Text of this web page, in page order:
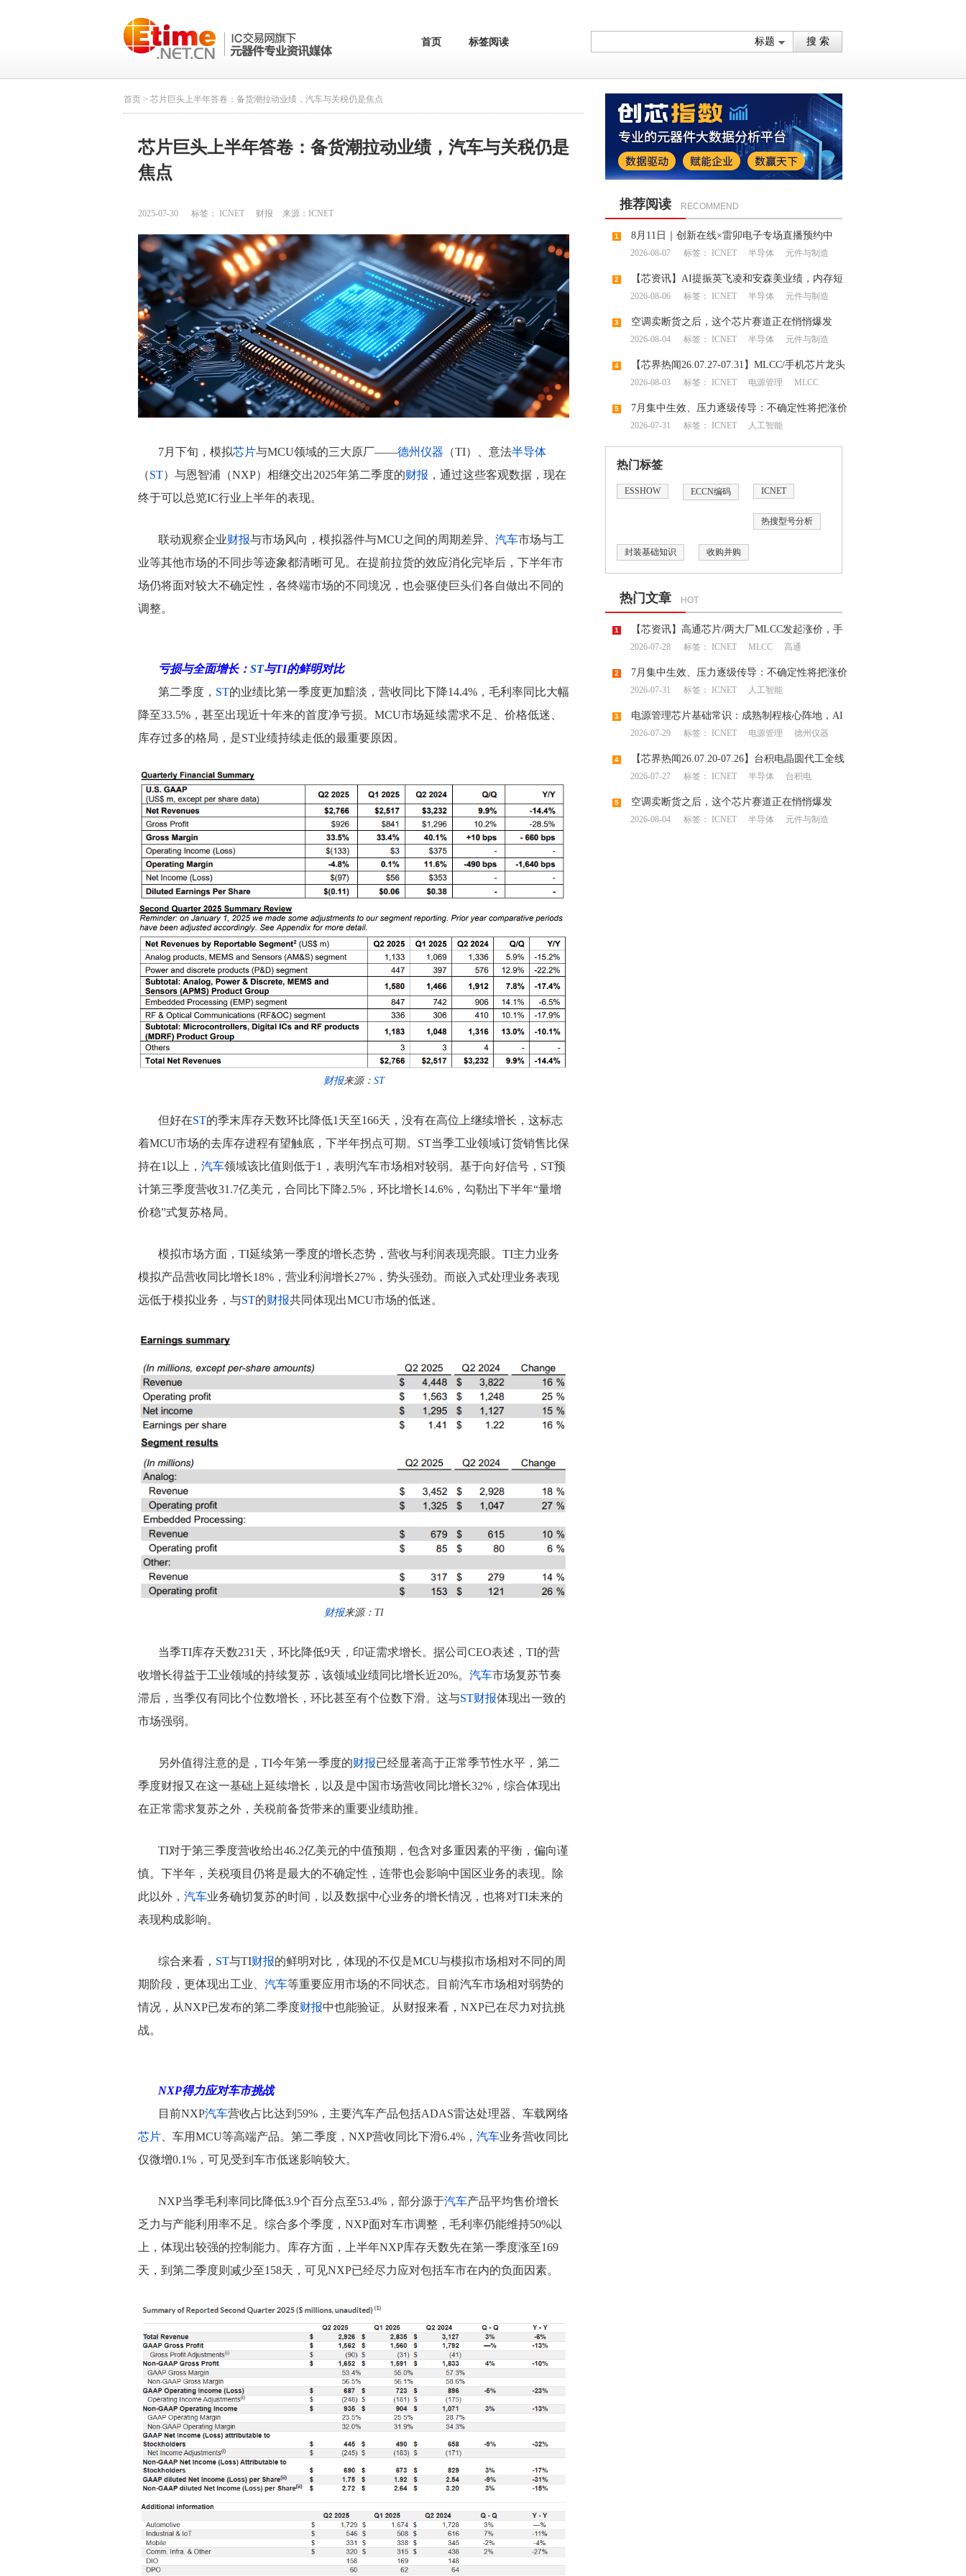
首页 标签阅读
首页 > 芯片巨头上半年答卷：备货潮拉动业绩，汽车与关税仍是焦点
芯片巨头上半年答卷：备货潮拉动业绩，汽车与关税仍是
焦点
2025-07-30 标签： ICNET 财报 来源： ICNET
7月下旬，模拟芯片与MCU领域的三大原厂——德州仪器 （TI）、意法半导体
（ST）与恩智浦（NXP）相继交出2025年第二季度的财报 ，通过这些客观数据，现在
终于可以总览IC行业上半年的表现。
联动观察企业财报与市场风向，模拟器件与MCU之间的周期差异、 汽车市场与工
业等其他市场的不同步等迹象都清晰可见。在提前拉货的效应消化完毕后，下半年市
场仍将面对较大不确定性，各终端市场的不同境况，也会驱使巨头们各自做出不同的
调整。
亏损与全面增长： ST与TI的鲜明对比
第二季度， ST的业绩比第一季度更加黯淡，营收同比下降14.4%，毛利率同比大幅
降至33.5%，甚至出现近十年来的首度净亏损。MCU市场延续需求不足、价格低迷、
库存过多的格局，是ST业绩持续走低的最重要原因。
财报来源： ST
但好在ST的季末库存天数环比降低1天至166天，没有在高位上继续增长，这标志
着MCU市场的去库存进程有望触底，下半年拐点可期。ST当季工业领域订货销售比保
持在1以上， 汽车领域该比值则低于1，表明汽车市场相对较弱。基于向好信号，ST预
计第三季度营收31.7亿美元，合同比下降2.5%，环比增长14.6%，勾勒出下半年“量增
价稳”式复苏格局。
模拟市场方面，TI延续第一季度的增长态势，营收与利润表现亮眼。TI主力业务
模拟产品营收同比增长18%，营业利润增长27%，势头强劲。而嵌入式处理业务表现
远低于模拟业务，与ST的财报共同体现出MCU市场的低迷。
财报来源：TI
当季TI库存天数231天，环比降低9天，印证需求增长。据公司CEO表述，TI的营
收增长得益于工业领域的持续复苏，该领域业绩同比增长近20%。 汽车市场复苏节奏
滞后，当季仅有同比个位数增长，环比甚至有个位数下滑。这与ST财报体现出一致的
市场强弱。
另外值得注意的是，TI今年第一季度的财报已经显著高于正常季节性水平，第二
季度财报又在这一基础上延续增长，以及是中国市场营收同比增长32%，综合体现出
在正常需求复苏之外，关税前备货带来的重要业绩助推。
TI对于第三季度营收给出46.2亿美元的中值预期，包含对多重因素的平衡，偏向谨
慎。下半年，关税项目仍将是最大的不确定性，连带也会影响中国区业务的表现。除
此以外， 汽车业务确切复苏的时间，以及数据中心业务的增长情况，也将对TI未来的
表现构成影响。
综合来看， ST与TI财报的鲜明对比，体现的不仅是MCU与模拟市场相对不同的周
期阶段，更体现出工业、 汽车等重要应用市场的不同状态。目前汽车市场相对弱势的
情况，从NXP已发布的第二季度财报中也能验证。从财报来看，NXP已在尽力对抗挑
战。
NXP得力应对车市挑战
目前NXP汽车营收占比达到59%，主要汽车产品包括ADAS雷达处理器、车载网络
芯片 、车用MCU等高端产品。第二季度，NXP营收同比下滑6.4%， 汽车业务营收同比
仅微增0.1%，可见受到车市低迷影响较大。
NXP当季毛利率同比降低3.9个百分点至53.4%，部分源于汽车产品平均售价增长
乏力与产能利用率不足。综合多个季度，NXP面对车市调整，毛利率仍能维持50%以
上，体现出较强的控制能力。库存方面，上半年NXP库存天数先在第一季度涨至169
天，到第二季度则减少至158天，可见NXP已经尽力应对包括车市在内的负面因素。
推荐阅读 RECOMMEND
1 8月11日｜创新在线×雷卯电子专场直播预约中
2026-08-07 标签： ICNET 半导体 元件与制造
2
【芯资讯】AI提振英飞凌和安森美业绩，内存短
缺预期延续至明年
2026-08-06 标签： ICNET 半导体 元件与制造
3 空调卖断货之后，这个芯片赛道正在悄悄爆发
2026-08-04 标签： ICNET 半导体 元件与制造
4
【芯界热闻26.07.27-07.31】MLCC/手机芯片龙头
领涨，地震牵动成熟制程半导体供应链
2026-08-03 标签： ICNET 电源管理 MLCC
5
7月集中生效、压力逐级传导：不确定性将把涨价
潮带向何处？
2026-07-31 标签： ICNET 人工智能
热门标签
ESSHOW ECCN编码 ICNET
热搜型号分析
封装基础知识 收购并购
热门文章 HOT
1
【芯资讯】高通芯片/两大厂MLCC发起涨价，手
机供应链产生上下游博弈
2026-07-28 标签： ICNET MLCC 高通
2
7月集中生效、压力逐级传导：不确定性将把涨价
潮带向何处？
2026-07-31 标签： ICNET 人工智能
3
电源管理芯片基础常识：成熟制程核心阵地，AI
时代“一飞冲天”
2026-07-29 标签： ICNET 电源管理 德州仪器
4
【芯界热闻26.07.20-07.26】台积电晶圆代工全线
调涨，意法/德仪业绩大幅提升
2026-07-27 标签： ICNET 半导体 台积电
5 空调卖断货之后，这个芯片赛道正在悄悄爆发
2026-08-04 标签： ICNET 半导体 元件与制造